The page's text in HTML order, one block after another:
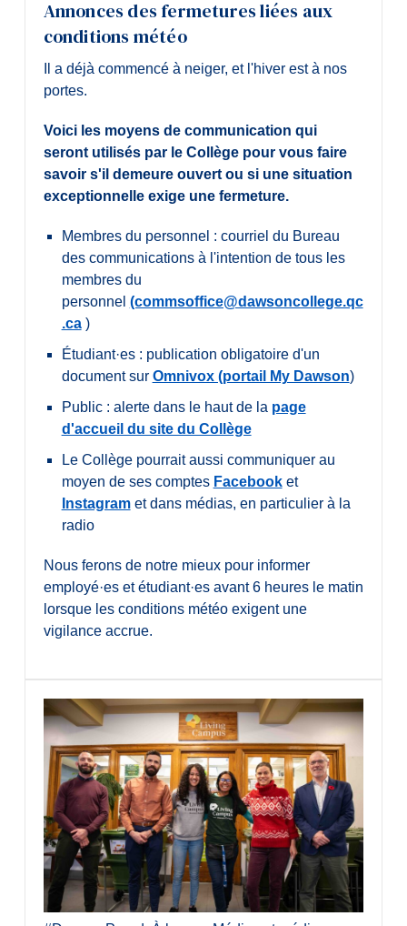
Annonces des fermetures liées aux
conditions météo
Il a déjà commencé à neiger, et l'hiver est à nos
portes.
Voici les moyens de communication qui
seront utilisés par le Collège pour vous faire
savoir s'il demeure ouvert ou si une situation
exceptionnelle exige une fermeture.
Membres du personnel : courriel du Bureau
des communications à l'intention de tous les
membres du
personnel (commsoffice@dawsoncollege.qc
.ca)
Étudiant·es : publication obligatoire d'un
document sur Omnivox (portail My Dawson)
Public : alerte dans le haut de la page
d'accueil du site du Collège
Le Collège pourrait aussi communiquer au
moyen de ses comptes Facebooket
Instagramet dans médias, en particulier à la
radio
Nous ferons de notre mieux pour informer
employé·es et étudiant·es avant 6 heures le matin
lorsque les conditions météo exigent une
vigilance accrue.